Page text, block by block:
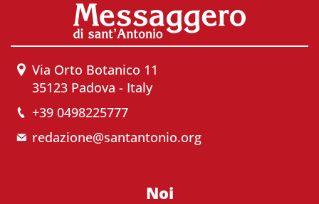
Via Orto Botanico 11
35123 Padova - Italy
+39 0498225777
redazione@santantonio.org
Noi